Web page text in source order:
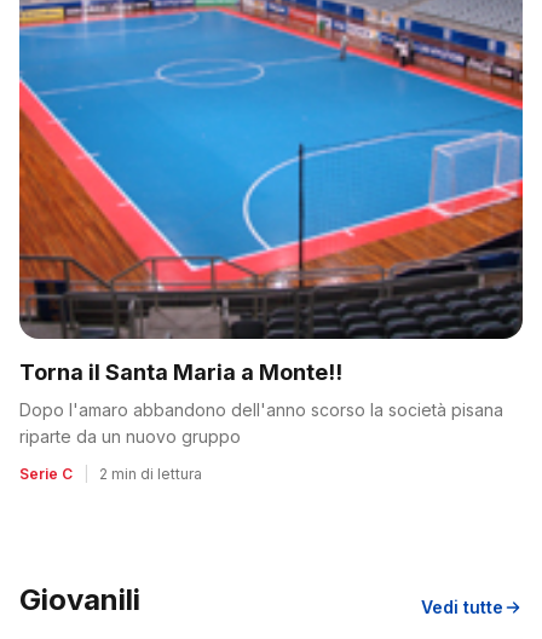
Torna il Santa Maria a Monte!!
Dopo l'amaro abbandono dell'anno scorso la società pisana
riparte da un nuovo gruppo
Serie C 2 min di lettura
Giovanili Vedi tutte